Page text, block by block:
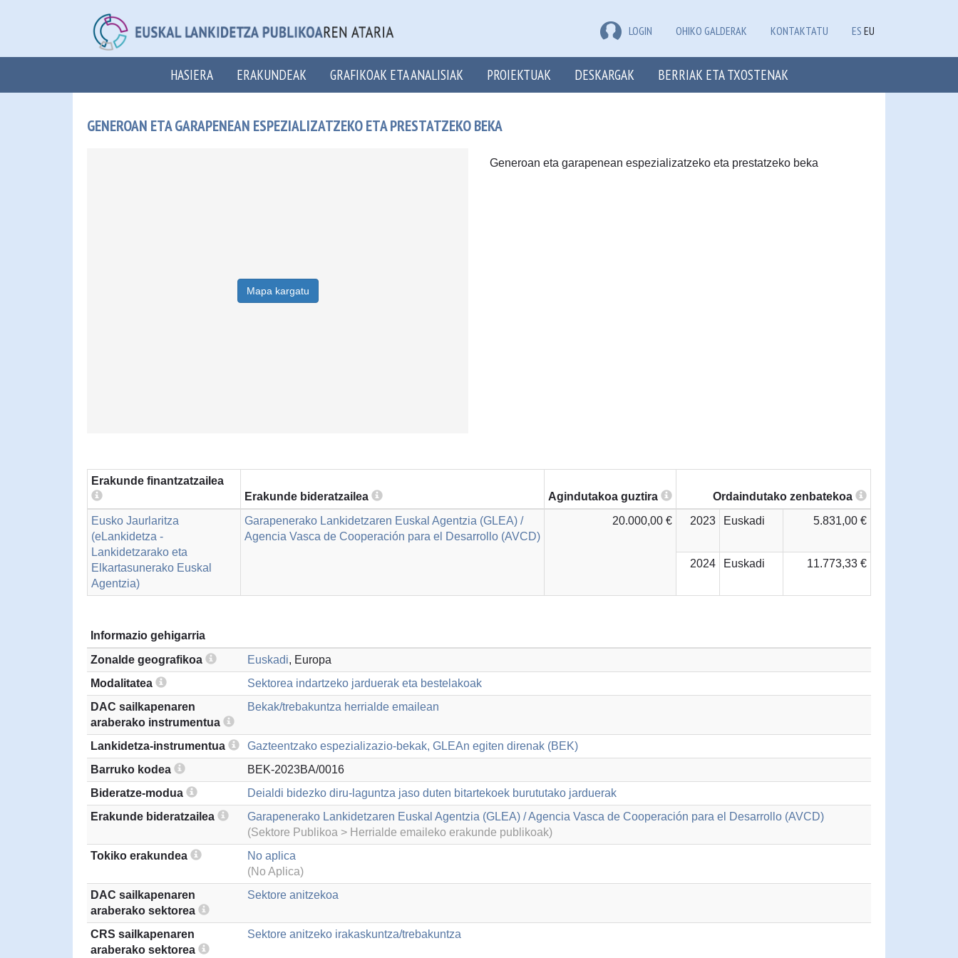
LOGIN OHIKO GALDERAK KONTAKTATU ES EU
HASIERA ERAKUNDEAK GRAFIKOAK ETA ANALISIAK PROIEKTUAK DESKARGAK BERRIAK ETA TXOSTENAK
GENEROAN ETA GARAPENEAN ESPEZIALIZATZEKO ETA PRESTATZEKO BEKA
Mapa kargatu
Generoan eta garapenean espezializatzeko eta prestatzeko beka
Erakunde finantzatzailea
Erakunde bideratzailea
Agindutakoa guztira
Ordaindutako zenbatekoa
Eusko Jaurlaritza
(eLankidetza -
Lankidetzarako eta
Elkartasunerako Euskal
Agentzia)
Garapenerako Lankidetzaren Euskal Agentzia (GLEA) /
Agencia Vasca de Cooperación para el Desarrollo (AVCD)
20.000,00 € 2023 Euskadi 5.831,00 €
2024 Euskadi 11.773,33 €
Informazio gehigarria
Zonalde geografikoa
Euskadi, Europa
Modalitatea
Sektorea indartzeko jarduerak eta bestelakoak
DAC sailkapenaren
araberako instrumentua
Bekak/trebakuntza herrialde emailean
Lankidetza-instrumentua
Gazteentzako espezializazio-bekak, GLEAn egiten direnak (BEK)
Barruko kodea
BEK-2023BA/0016
Bideratze-modua
Deialdi bidezko diru-laguntza jaso duten bitartekoek burututako jarduerak
Erakunde bideratzailea
Garapenerako Lankidetzaren Euskal Agentzia (GLEA) / Agencia Vasca de Cooperación para el Desarrollo (AVCD)
(Sektore Publikoa > Herrialde emaileko erakunde publikoak)
Tokiko erakundea
No aplica
(No Aplica)
DAC sailkapenaren
araberako sektorea
Sektore anitzekoa
CRS sailkapenaren
araberako sektorea
Sektore anitzeko irakaskuntza/trebakuntza